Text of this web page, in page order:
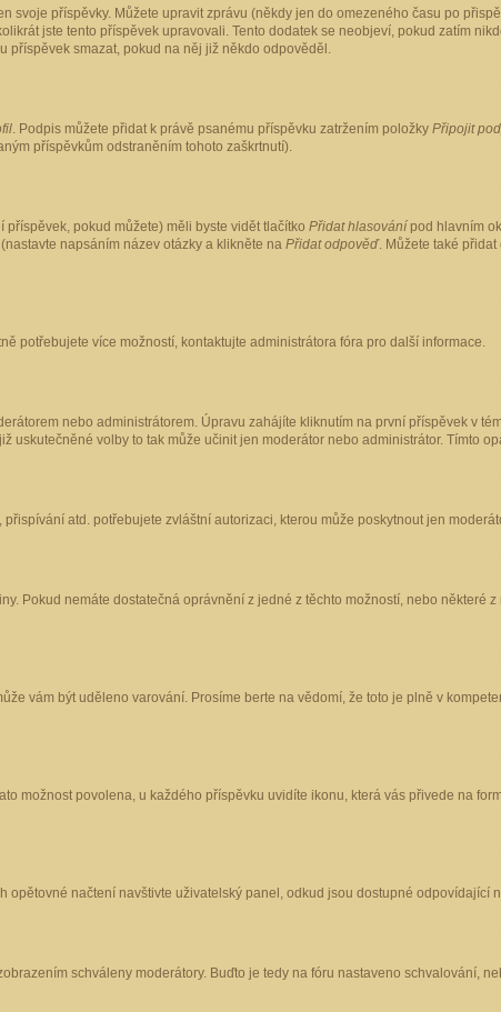
svoje příspěvky. Můžete upravit zprávu (někdy jen do omezeného času po
jste tento příspěvek upravovali. Tento dodatek se neobjeví, pokud zatím
příspěvek smazat, pokud na něj již někdo odpověděl.
. Podpis můžete přidat k právě psanému příspěvku zatržením položky Připojit
příspěvkům odstraněním tohoto zaškrtnutí).
pokud můžete) měli byste vidět tlačítko Přidat hlasování pod hlavním
napsáním název otázky a klikněte na Přidat odpověď. Můžete také
potřebujete více možností, kontaktujte administrátora fóra pro další informace.
nebo administrátorem. Úpravu zahájíte kliknutím na první příspěvek v
volby to tak může učinit jen moderátor nebo administrátor. Tímto
atd. potřebujete zvláštní autorizaci, kterou může poskytnout jen
Pokud nemáte dostatečná oprávnění z jedné z těchto možností, nebo některé
vám být uděleno varování. Prosíme berte na vědomí, že toto je plně v
možnost povolena, u každého příspěvku uvidíte ikonu, která vás přivede na
načtení navštivte uživatelský panel, odkud jsou dostupné odpovídající
schváleny moderátory. Buďto je tedy na fóru nastaveno schvalování,